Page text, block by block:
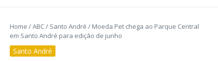
Home /ABC/ Santo André / Moeda Pet chega ao Parque Central
em Santo André para edição de junho
Santo André